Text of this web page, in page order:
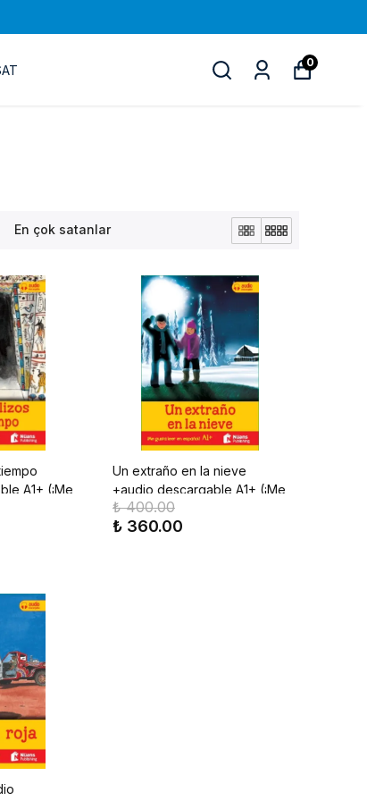
0
En çok satanlar
A1+ (¡Me
Un extraño en la nieve
+audio descargable A1+ (¡Me
gusta leer en español!)
₺ 400.00
₺ 360.00